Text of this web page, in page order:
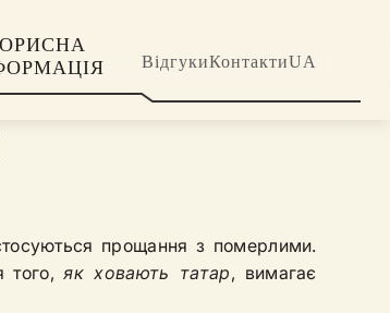
ВідгукиКонтактиUA
прощання з померлими.
того,як ховають татар, вимагає